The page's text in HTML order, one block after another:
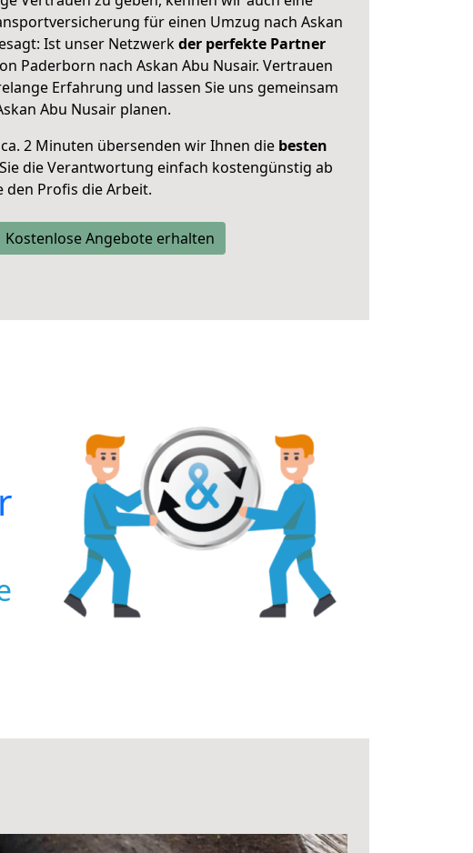
für einen Umzug nach Askan
Ist unser Netzwerkder perfekte Partner
Paderborn nach Askan Abu Nusair. Vertrauen
Erfahrung und lassen Sie uns gemeinsam
Abu Nusair planen.
2 Minuten übersenden wir Ihnen die besten
die Verantwortung einfach kostengünstig ab
den Profis die Arbeit.
Kostenlose Angebote erhalten